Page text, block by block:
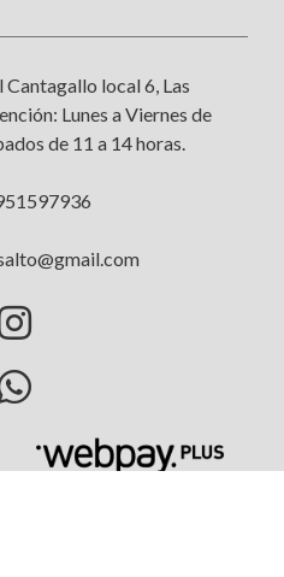
local 6, Las
Lunes a Viernes de
de 11 a 14 horas.